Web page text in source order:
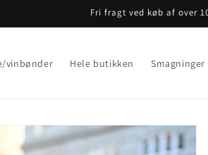
Fri fragt ved køb af over
vinbønder Hele butikken Smagninger